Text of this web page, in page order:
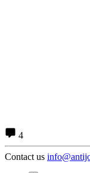
4
Contact us